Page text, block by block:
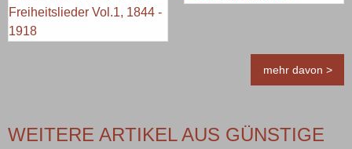
mehr davon >
WEITERE ARTIKEL AUS GÜNSTIGE